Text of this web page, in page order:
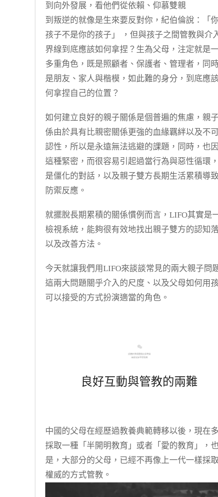
到向外發展，看他們從依賴、仰慕雙親
到叛逆的就像是生來要反對你，紀伯倫說：「
孩子不是你的孩子」 ，但與孩子之間管教與介
界線到底應該如何拿捏？生為父母，注定就是
多重角色，既是照顧者、保護者、管理者，同
是朋友、家人與楷模，如此難的身分，到底應
何拿捏自己的位置？
如何建立良好的親子關係是個普遍的焦慮，親
係由於具有比親密關係更強的血緣羈絆以及不
認性，所以是永遠無法逃避的課題，同時，也
這種緊密，而很容易引起過當行為與惡性循環
是僵化的對話，以及親子雙方長期生活累積導
防禦反應。
就擺脫長期累積的關係慣例而言，LIFO其實是
檢視系統，能夠很有效地找出親子雙方的認知
以及改善方法。
今天就讓我們用LIFO來談談常見的兩大親子問
這兩大問題關乎介入的尺度、以及父母如何用
可以接受的方式扮演適當的角色。
良好互動與管教的兩難
中國的父母在經歷過教養典範轉移以後，現在
採取一種「半開明教育」或者「愛的教育」，
是，大部分的父母，已經不再像上一代一樣採
權威的方式管教。